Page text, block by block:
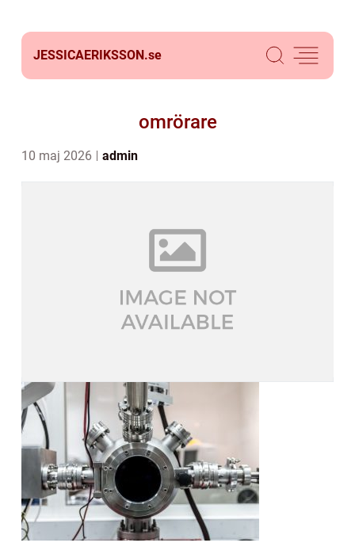
JESSICAERIKSSON.se
omrörare
10 maj 2026 admin